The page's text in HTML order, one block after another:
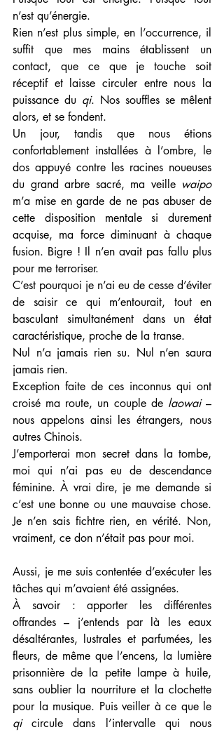
n’est qu’énergie.
Rien n’est plus simple, en l’occurrence, il
suffit que mes mains établissent un
contact, que ce que je touche soit
réceptif et laisse circuler entre nous la
puissance du qi. Nos souffles se mêlent
alors, et se fondent.
Un jour, tandis que nous étions
confortablement installées à l’ombre, le
dos appuyé contre les racines noueuses
du grand arbre sacré, ma veille
waipo
m’a mise en garde de ne pas abuser de
cette disposition mentale si durement
acquise, ma force diminuant à chaque
fusion. Bigre ! Il n’en avait pas fallu plus
pour me terroriser.
C’est pourquoi je n’ai eu de cesse d’éviter
de saisir ce qui m’entourait, tout en
basculant simultanément dans un état
caractéristique, proche de la transe.
Nul n’a jamais rien su. Nul n’en saura
jamais rien.
Exception faite de ces inconnus qui ont
croisé ma route, un couple de laowai –
nous appelons ainsi les étrangers, nous
autres Chinois.
J’emporterai mon secret dans la tombe,
moi qui n’ai pas eu de descendance
féminine. À vrai dire, je me demande si
c’est une bonne ou une mauvaise chose.
Je n’en sais fichtre rien, en vérité. Non,
vraiment, ce don n’était pas pour moi.
Aussi, je me suis contentée d’exécuter les
tâches qui m’avaient été assignées.
À savoir : apporter les différentes
offrandes – j’entends par là les eaux
désaltérantes, lustrales et parfumées, les
fleurs, de même que l’encens, la lumière
prisonnière de la petite lampe à huile,
sans oublier la nourriture et la clochette
qi circule dans l’intervalle qui nous